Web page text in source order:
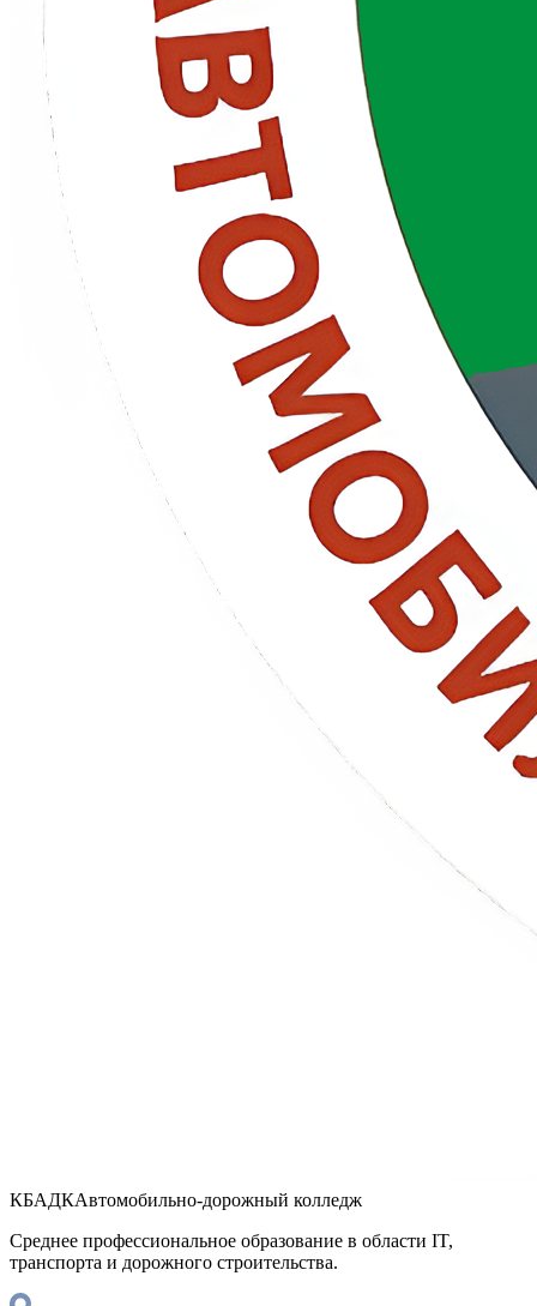
КБАДКАвтомобильно-дорожный колледж
Среднее профессиональное образование в области IT,
транспорта и дорожного строительства.